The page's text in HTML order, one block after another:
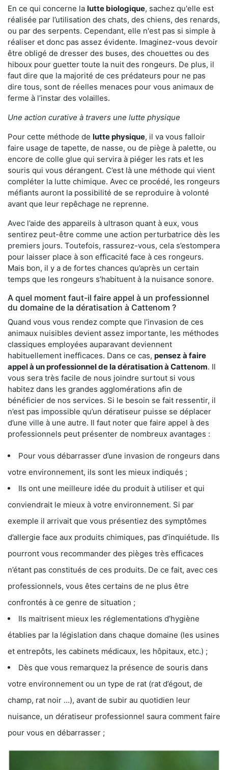
En ce qui concerne la lutte biologique, sachez qu'elle est
réalisée par l’utilisation des chats, des chiens, des renards,
ou par des serpents. Cependant, elle n'est pas si simple à
réaliser et donc pas assez évidente. Imaginez-vous devoir
être obligé de dresser des buses, des chouettes ou des
hiboux pour guetter toute la nuit des rongeurs. De plus, il
faut dire que la majorité de ces prédateurs pour ne pas
dire tous, sont de réelles menaces pour vous animaux de
ferme à l’instar des volailles.
Une action curative à travers une lutte physique
Pour cette méthode de lutte physique, il va vous falloir
faire usage de tapette, de nasse, ou de piège à palette, ou
encore de colle glue qui servira à piéger les rats et les
souris qui vous dérangent. C’est là une méthode qui vient
compléter la lutte chimique. Avec ce procédé, les rongeurs
méfiants auront la possibilité de se reproduire à volonté
avant que leur repêchage ne reprenne.
Avec l’aide des appareils à ultrason quant à eux, vous
sentirez peut-être comme une action perturbatrice dès les
premiers jours. Toutefois, rassurez-vous, cela s’estompera
pour laisser place à son efficacité face à ces rongeurs.
Mais bon, il y a de fortes chances qu’après un certain
temps que les rongeurs s’habituent à la nuisance sonore.
A quel moment faut-il faire appel à un professionnel
du domaine de la dératisation à Cattenom ?
Quand vous vous rendez compte que l’invasion de ces
animaux nuisibles devient assez importante, les méthodes
classiques employées auparavant deviennent
habituellement inefficaces. Dans ce cas, pensez à faire
appel à un professionnel de la dératisation à Cattenom. Il
vous sera très facile de nous joindre surtout si vous
habitez dans les grandes agglomérations afin de
bénéficier de nos services. Si le besoin se fait ressentir, il
n’est pas impossible qu’un dératiseur puisse se déplacer
d’une ville à une autre. Il faut noter que faire appel à des
professionnels peut présenter de nombreux avantages :
Pour vous débarrasser d’une invasion de rongeurs dans
votre environnement, ils sont les mieux indiqués ;
Ils ont une meilleure idée du produit à utiliser et qui
conviendrait le mieux à votre environnement. Si par
exemple il arrivait que vous présentiez des symptômes
d’allergie face aux produits chimiques, pas d’inquiétude. Ils
pourront vous recommander des pièges très efficaces
n’étant pas constitués de ces produits. De ce fait, avec ces
professionnels, vous êtes certains de ne plus être
confrontés à ce genre de situation ;
Ils maitrisent mieux les réglementations d’hygiène
établies par la législation dans chaque domaine (les usines
et entrepôts, les cabinets médicaux, les hôpitaux, etc.) ;
Dès que vous remarquez la présence de souris dans
votre environnement ou un type de rat (rat d’égout, de
champ, rat noir …), avant de subir au quotidien leur
nuisance, un dératiseur professionnel saura comment faire
pour vous en débarrasser ;